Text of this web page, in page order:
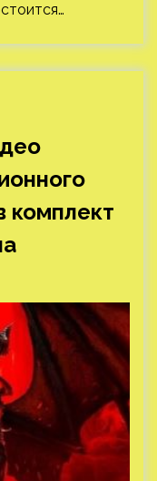
комплект